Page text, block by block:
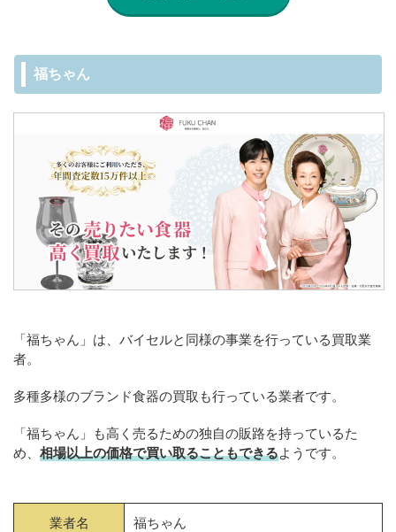
福ちゃん
「福ちゃん」は、バイセルと同様の事業を行っている買取業
者。
多種多様のブランド食器の買取も行っている業者です。
「福ちゃん」も高く売るための独自の販路を持っているた
め、 相場以上の価格で買い取ることもできるようです。
業者名 福ちゃん